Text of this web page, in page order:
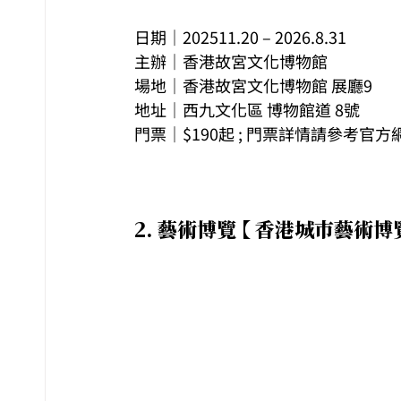
日期｜202511.20 – 2026.8.31
主辦｜香港故宮文化博物館
場地｜香港故宮文化博物館 展廳9
地址｜西九文化區 博物館道 8號
門票｜$190起 ; 門票詳情請參考官方
2. 藝術博覽 【 香港城市藝術博